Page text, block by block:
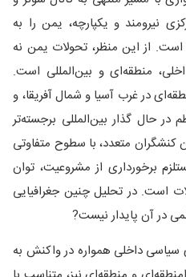
نیرومند و یکپارچه، یمن را به
است. از این منظر، تحولات یمن نه
منطقه‌ای و بین‌المللی است.
در غرب آسیا و شمال آفریقا، و
در حال گذار بین‌المللی برجسته‌تر
متعدد، با سطوح متفاوتی
برخورداری از مشروعیت، توان
است. در تحلیل چنین جغرافیایی
در آن پایدار نیست?
سیاسی داخلی همواره در واکنش به